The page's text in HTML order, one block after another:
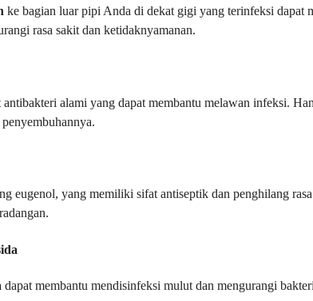
ke bagian luar pipi Anda di dekat gigi yang terinfeksi dapat
rasa sakit dan ketidaknyamanan.
alami yang dapat membantu melawan infeksi.
eugenol, yang memiliki sifat antiseptik dan penghilang
dapat membantu mendisinfeksi mulut dan mengurangi